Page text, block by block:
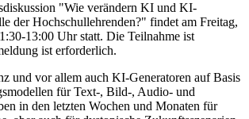
"Wie verändern KI und KI-
der Hochschullehrenden?" findet am Freitag,
13:00 Uhr statt. Die Teilnahme ist
ist erforderlich.
und vor allem auch KI-Generatoren auf Basis
für Text-, Bild-, Audio- und
in den letzten Wochen und Monaten für